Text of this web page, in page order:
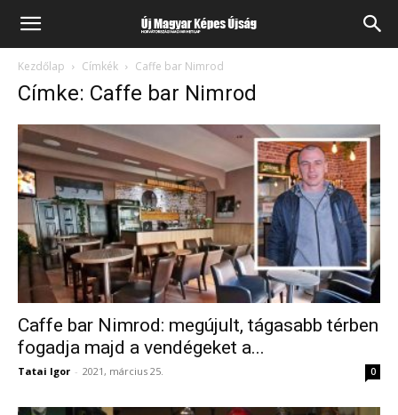
Kezdőlap Címkék Caffe bar Nimrod
Címke: Caffe bar Nimrod
Caffe bar Nimrod: megújult, tágasabb térben
fogadja majd a vendégeket a...
Tatai Igor - 2021, március 25. 0